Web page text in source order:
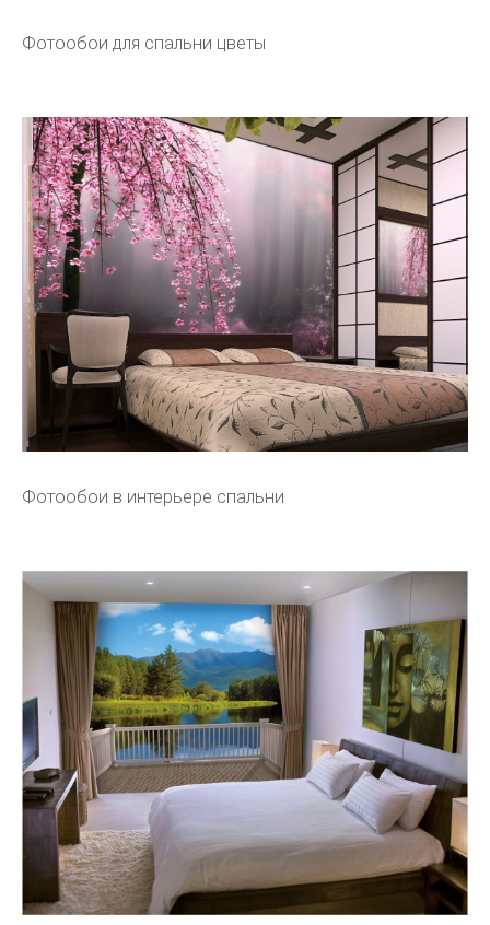
Фотообои для спальни цветы
Фотообои в интерьере спальни